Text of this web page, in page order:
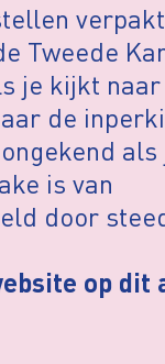
Tweede
je kijkt
de
is van
door
op